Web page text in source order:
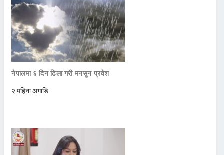
नेपालमा ६ दिन ढिला गरी मनसुन प्रवेश
२ महिना अगाडि